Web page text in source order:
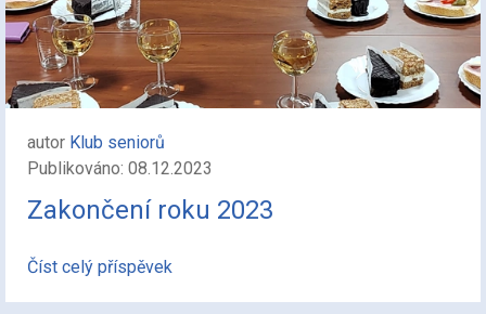
autor Klub seniorů
Publikováno: 08.12.2023
Zakončení roku 2023
Číst celý příspěvek